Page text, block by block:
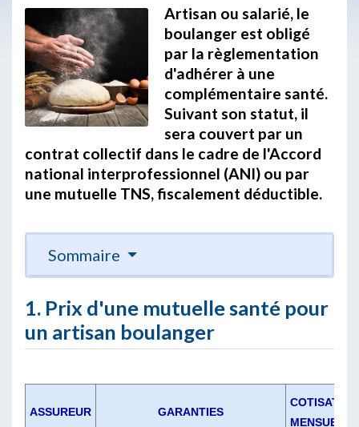
Artisan ou salarié, le
boulanger est obligé
par la règlementation
d'adhérer à une
complémentaire santé.
Suivant son statut, il
sera couvert par un
contrat collectif dans le cadre de l'Accord
national interprofessionnel (ANI) ou par
une mutuelle TNS, fiscalement déductible.
Sommaire
1. Prix d'une mutuelle santé pour
un artisan boulanger
ASSUREUR GARANTIES
COTISATION
MENSUELLE